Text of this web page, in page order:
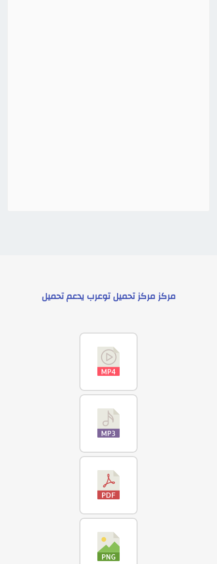
مركزمركز تحميل توعرب يدعمتحميل